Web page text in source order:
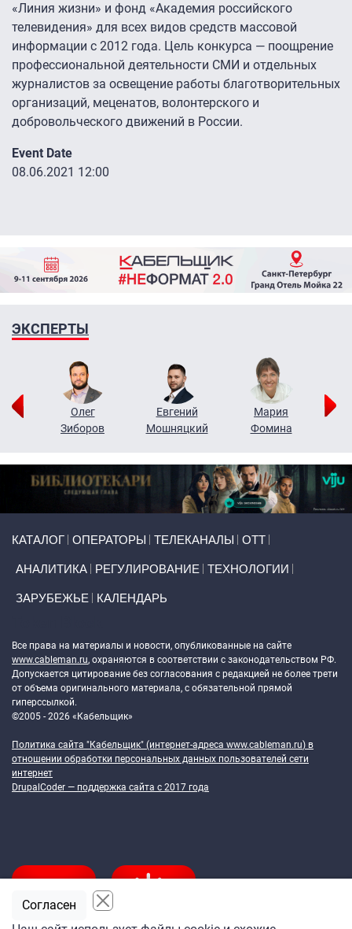
«Линия жизни» и фонд «Академия российского
телевидения» для всех видов средств массовой
информации с 2012 года. Цель конкурса — поощрение
профессиональной деятельности СМИ и отдельных
журналистов за освещение работы благотворительных
организаций, меценатов, волонтерского и
добровольческого движений в России.
Event Date
08.06.2021 12:00
ЭКСПЕРТЫ
Олег
Зиборов
Евгений
Мошняцкий
Мария
Фомина
КАТАЛОГ ОПЕРАТОРЫ ТЕЛЕКАНАЛЫ ОТТ
АНАЛИТИКА РЕГУЛИРОВАНИЕ ТЕХНОЛОГИИ
ЗАРУБЕЖЬЕ КАЛЕНДАРЬ
Все права на материалы и новости, опубликованные на сайте
www.cableman.ru, охраняются в соответствии с законодательством РФ.
Допускается цитирование без согласования с редакцией не более трети
от объема оригинального материала, с обязательной прямой
гиперссылкой.
©2005 - 2026 «Кабельщик»
Политика сайта "Кабельщик" (интернет-адреса www.cableman.ru) в
отношении обработки персональных данных пользователей сети
интернет
DrupalCoder — поддержка сайта c 2017 года
Согласен